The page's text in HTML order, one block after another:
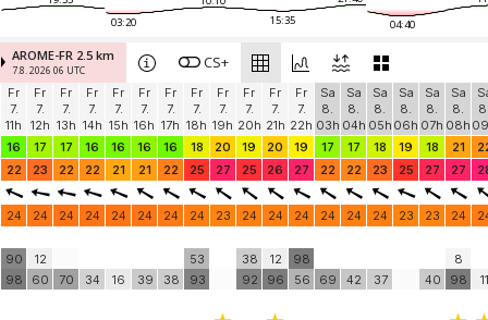
03:20
15:35
04:40
AROME-FR 2.5 km
7.8. 2026 06 UTC CS+
Fr
7.
11h
Fr
7.
12h
Fr
7.
13h
Fr
7.
14h
Fr
7.
15h
Fr
7.
16h
Fr
7.
17h
Fr
7.
18h
Fr
7.
19h
Fr
7.
20h
Fr
7.
21h
Fr
7.
22h
Sa
8.
03h
Sa
8.
04h
Sa
8.
05h
Sa
8.
06h
Sa
8.
07h
Sa
8.
08h
16
17 17 16 16 16 16 18 20 19 20 19 17 17 18 19 18 21
22
23 22 22 21 21 22 25 27 25 26 27 22 22 23 25 27 27
24 24 24 24 24 24 24 24 23 24 24 24 24 24 24 23 23 24
90
98
12
60
70 34 16 39 38
53
93
38
92
12
96
98
56
69 42 37 40
8
98
11